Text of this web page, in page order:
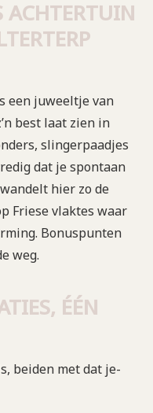
ACHTERTUIN
een juweeltje van
best laat zien in
slingerpaadjes
dat je spontaan
hier zo de
Friese vlaktes waar
Bonuspunten
weg.
ÉÉN
beiden met dat je-